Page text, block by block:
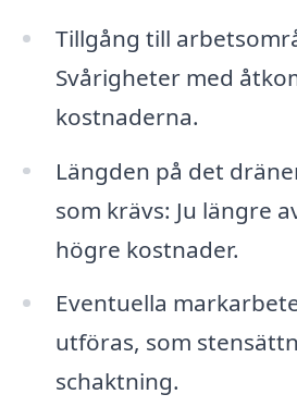
Tillgång till
Svårigheter med
kostnaderna.
Längden på det
som krävs: Ju längre
högre kostnader.
Eventuella
utföras, som
schaktning.